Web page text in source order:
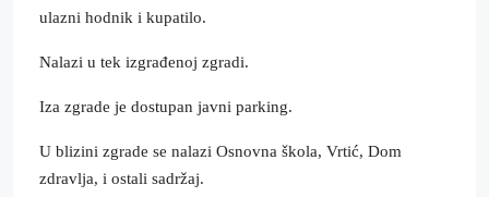
ulazni hodnik i kupatilo.
Nalazi u tek izgrađenoj zgradi.
Iza zgrade je dostupan javni parking.
U blizini zgrade se nalazi Osnovna škola, Vrtić, Dom
zdravlja, i ostali sadržaj.